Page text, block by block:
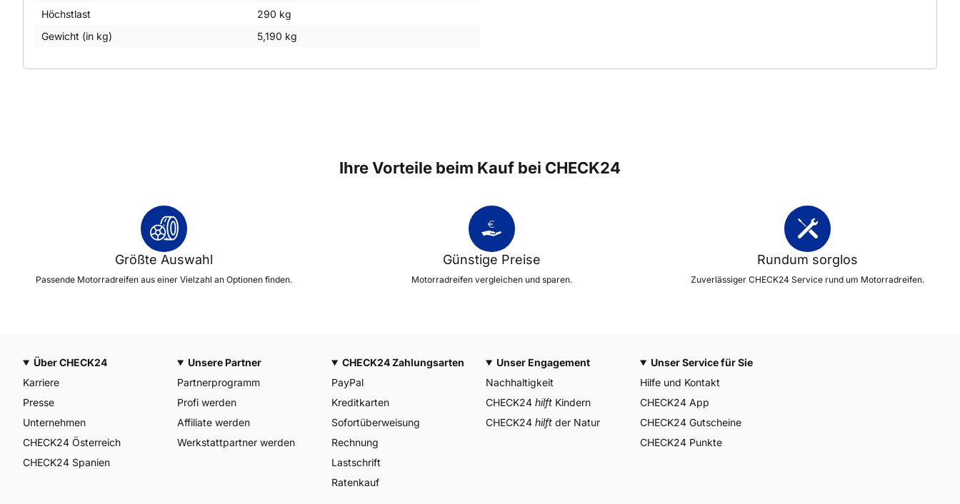
Höchstlast
290 kg
Gewicht (in kg)
5,190 kg
Ihre Vorteile beim Kauf bei CHECK24
Größte Auswahl
Passende Motorradreifen aus einer Vielzahl an Optionen finden.
Günstige Preise
Motorradreifen vergleichen und sparen.
Rundum sorglos
Zuverlässiger CHECK24 Service rund um Motorradreifen.
Über CHECK24
Karriere
Presse
Unternehmen
CHECK24 Österreich
CHECK24 Spanien
Unsere Partner
Partnerprogramm
Profi werden
Affiliate werden
Werkstattpartner werden
CHECK24 Zahlungsarten
PayPal
Kreditkarten
Sofortüberweisung
Rechnung
Lastschrift
Ratenkauf
Unser Engagement
Nachhaltigkeit
CHECK24 hilft Kindern
CHECK24 hilft der Natur
Unser Service für Sie
Hilfe und Kontakt
CHECK24 App
CHECK24 Gutscheine
CHECK24 Punkte